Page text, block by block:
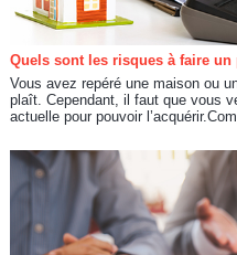
Quels sont les risques à faire un
Vous avez repéré une maison ou
plaît. Cependant, il faut que vous
actuelle pour pouvoir